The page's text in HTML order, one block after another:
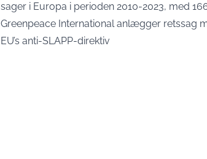
sager i Europa i perioden 2010-2023, med
Greenpeace International anlægger retssag
EU’s anti-SLAPP-direktiv